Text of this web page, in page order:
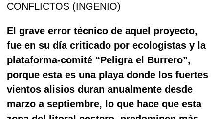
CONFLICTOS (INGENIO)
El grave error técnico de aquel proyecto,
fue en su día criticado por ecologistas y la
plataforma-comité “Peligra el Burrero”,
porque esta es una playa donde los fuertes
vientos alisios duran anualmente desde
marzo a septiembre, lo que hace que esta